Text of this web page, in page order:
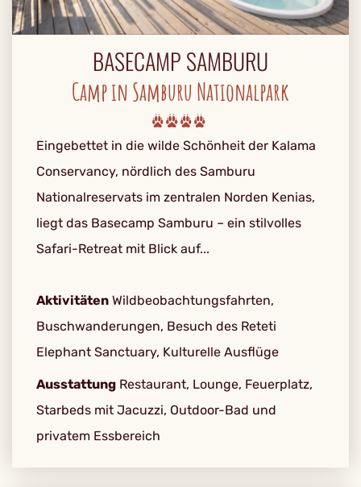
BASECAMP SAMBURU
Camp in Samburu Nationalpark
Eingebettet in die wilde Schönheit der Kalama
Conservancy, nördlich des Samburu
Nationalreservats im zentralen Norden Kenias,
liegt das Basecamp Samburu – ein stilvolles
Safari-Retreat mit Blick auf...
Aktivitäten Wildbeobachtungsfahrten,
Buschwanderungen, Besuch des Reteti
Elephant Sanctuary, Kulturelle Ausflüge
Ausstattung Restaurant, Lounge, Feuerplatz,
Starbeds mit Jacuzzi, Outdoor-Bad und
privatem Essbereich